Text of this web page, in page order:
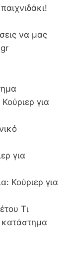
να μας
για
για
Κούριερ για
Τι
κατάστημα